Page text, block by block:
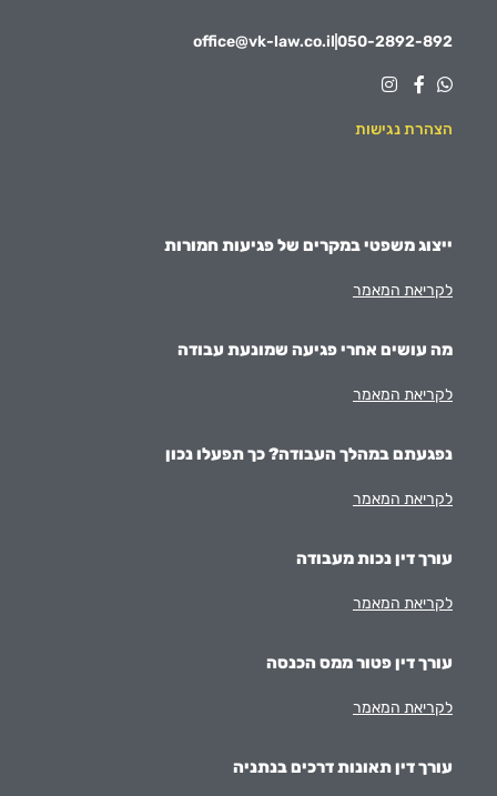
050-2892-892
office@vk-law.co.il
הצהרת נגישות
ייצוג משפטי במקרים של פגיעות חמורות
לקריאת המאמר
מה עושים אחרי פגיעה שמונעת עבודה
לקריאת המאמר
נפגעתם במהלך העבודה? כך תפעלו נכון
לקריאת המאמר
עורך דין נכות מעבודה
לקריאת המאמר
עורך דין פטור ממס הכנסה
לקריאת המאמר
עורך דין תאונות דרכים בנתניה